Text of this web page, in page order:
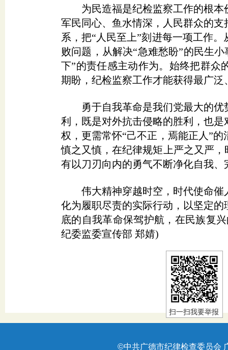
为民造福是纪检监察工作的根本
军民同心、鱼水情深，人民群众的
系，把“人民至上”刻进每一项工作
败问题，从解决“急难愁盼”的民生
下”的责任感主动作为。始终把群众
期盼，纪检监察工作才能获得最广
勇于自我革命是我们党最大的优
利，既是对外抗击侵略的胜利，也
权，更需常怀“己不正，焉能正人”
慎之又慎，在纪律规矩上严之又严
有以刀刃向内的勇气不断净化自我
伟大精神穿越时空，时代使命催
化为履职尽责的实际行动，以坚定
底的自我革命保驾护航，在民族复
纪委监委宣传部 郑婧)
©中共广德市纪律检查委员会
扫一扫我要举报